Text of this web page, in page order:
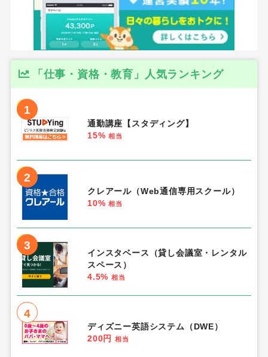
「仕事・資格・教育」人気ランキング
1
通勤講座【スタディング】
15% 相当
2
クレアール（Web通信専用スクール）
10% 相当
3
インスタベース（貸し会議室・レンタル
スペース）
4.5% 相当
4
ディズニー英語システム（DWE）
200円
相当